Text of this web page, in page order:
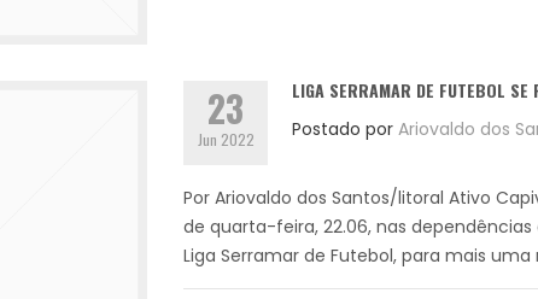
23
Jun 2022
LIGA SERRAMAR DE FUTEBOL SE
Postado por Ariovaldo dos
Por Ariovaldo dos Santos/litoral Ativo
de quarta-feira, 22.06, nas dependências
Liga Serramar de Futebol, para mais